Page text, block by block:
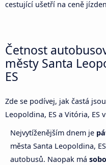
cestující ušetří na ceně
Četnost
městy Santa
ES
Zde se podívej, jak častá
Leopoldina, ES a Vitória, ES
Nejvytíženějším dnem je
města Santa Leopoldina,
autobusů. Naopak má